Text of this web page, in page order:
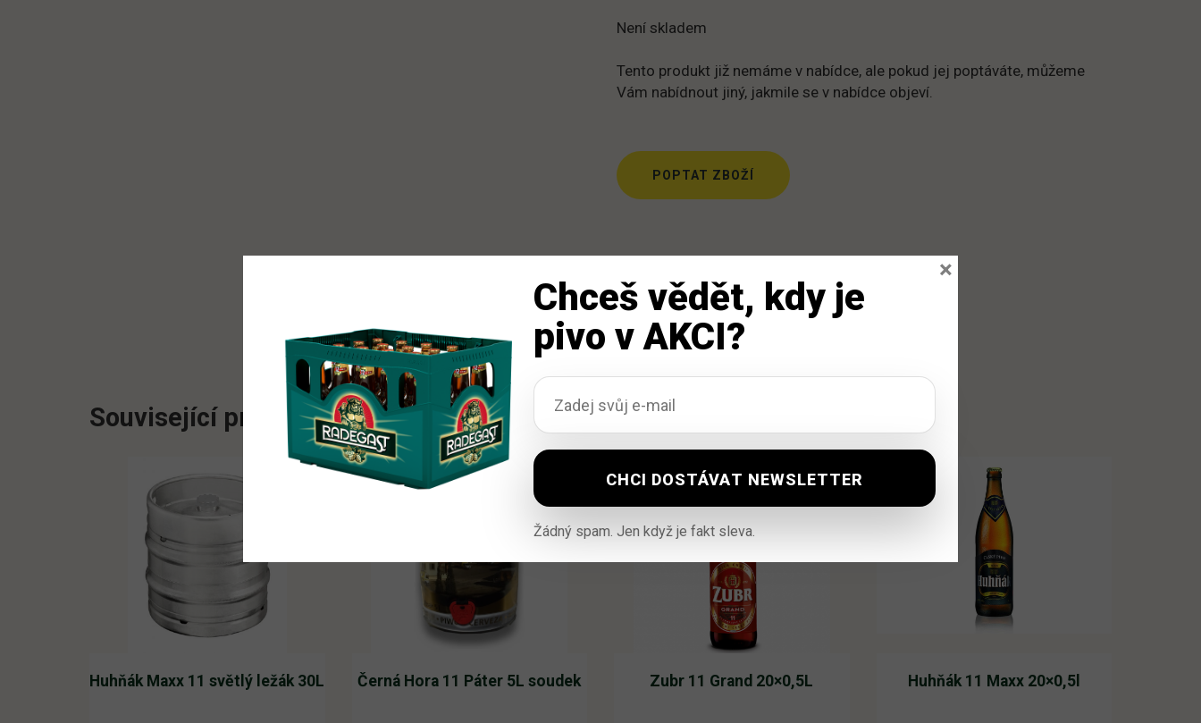
Není skladem
Tento produkt již nemáme v nabídce, ale pokud jej poptáváte, můžeme
Vám nabídnout jiný, jakmile se v nabídce objeví.
POPTAT ZBOŽÍ
Související produkty
Huhňák Maxx 11 světlý ležák 30L Černá Hora 11 Páter 5L soudek Zubr 11 Grand 20×0,5L Huhňák 11 Maxx 20×0,5l
Chceš vědět, kdy je
pivo v AKCI?
Žádný spam. Jen když je fakt sleva.
×